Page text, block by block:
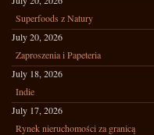
Superfoods z Natury
July 20, 2026
Zaproszenia i Papeteria
July 18, 2026
Indie
July 17, 2026
Rynek nieruchomości za granicą